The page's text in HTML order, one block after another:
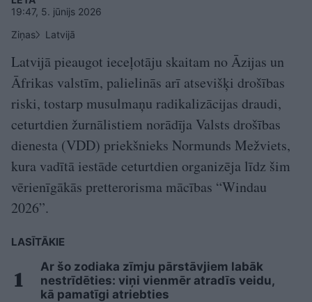
19:47, 5. jūnijs 2026
Ziņas
Latvijā
Latvijā pieaugot ieceļotāju skaitam no Āzijas un
Āfrikas valstīm, palielinās arī atsevišķi drošības
riski, tostarp musulmaņu radikalizācijas draudi,
ceturtdien žurnālistiem norādīja Valsts drošības
dienesta (VDD) priekšnieks Normunds Mežviets,
kura vadītā iestāde ceturtdien organizēja līdz šim
vērienīgākās pretterorisma mācības “Windau
2026”.
LASĪTĀKIE
Ar šo zodiaka zīmju pārstāvjiem labāk
nestrīdēties: viņi vienmēr atradīs veidu,
kā pamatīgi atriebties